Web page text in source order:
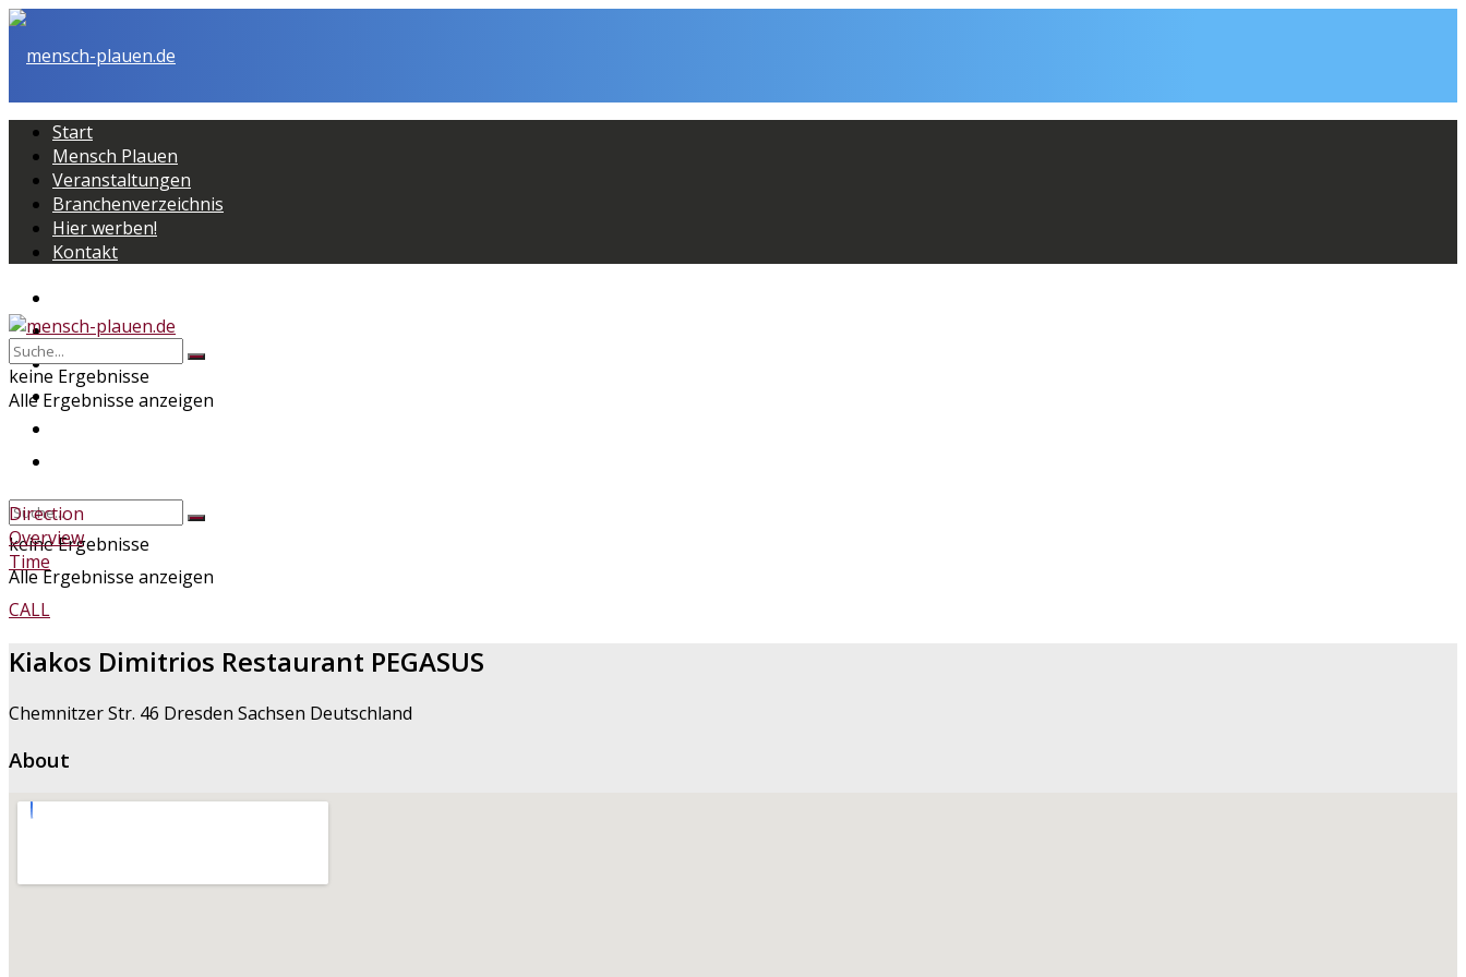
Start
Mensch Plauen
Veranstaltungen
Branchenverzeichnis
Hier werben!
Kontakt
Mensch Plauen
Veranstaltungen
Branchenverzeichnis
keine Ergebnisse
Alle Ergebnisse anzeigen
keine Ergebnisse
Alle Ergebnisse anzeigen
Direction
Overview
Time
CALL
Kiakos Dimitrios Restaurant PEGASUS
Chemnitzer Str. 46 Dresden Sachsen Deutschland
About